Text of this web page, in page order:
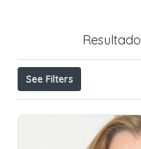
See Filters